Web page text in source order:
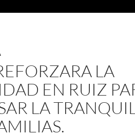
LA
EN RUIZ
LA